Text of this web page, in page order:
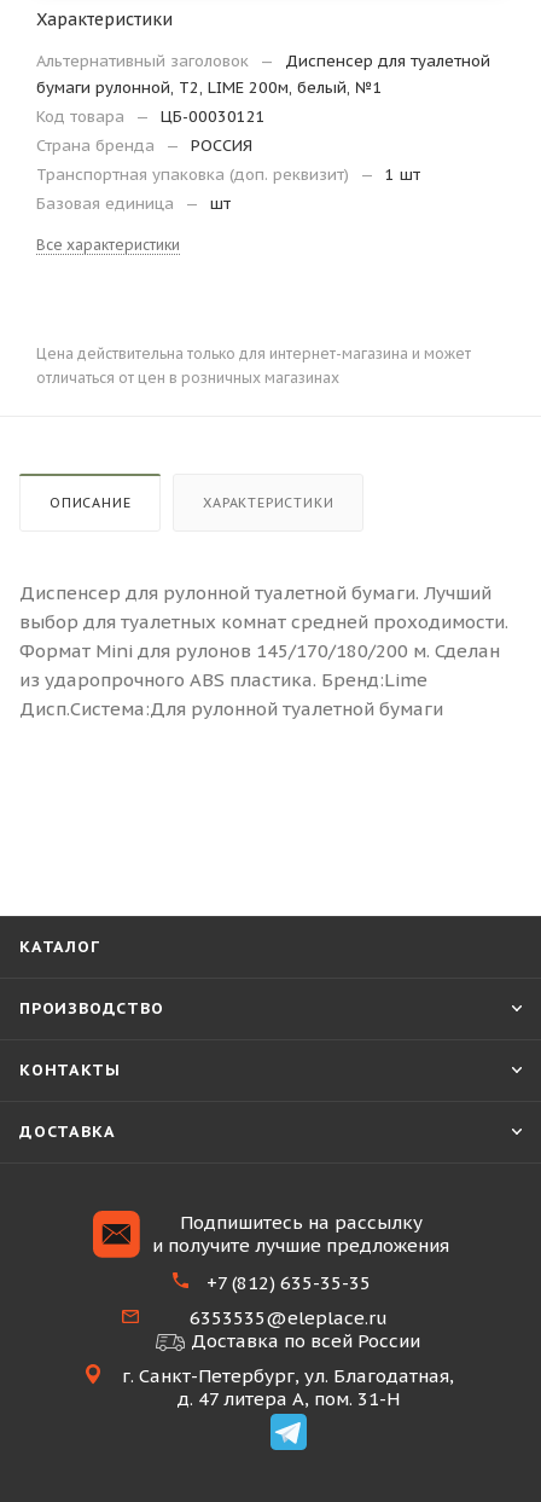
Характеристики
Альтернативный заголовок —
Диспенсер для туалетной
бумаги рулонной, Т2, LIME 200м, белый, №1
Код товара
—
ЦБ-00030121
Страна бренда
—
РОССИЯ
Транспортная упаковка (доп. реквизит)
—
1 шт
Базовая единица
— шт
Все характеристики
Цена действительна только для интернет-магазина и может
отличаться от цен в розничных магазинах
ОПИСАНИЕ ХАРАКТЕРИСТИКИ
Диспенсер для рулонной туалетной бумаги. Лучший
выбор для туалетных комнат средней проходимости.
Формат Mini для рулонов 145/170/180/200 м. Сделан
из ударопрочного ABS пластика. Бренд:Lime
Дисп.Система:Для рулонной туалетной бумаги
КАТАЛОГ
ПРОИЗВОДСТВО
КОНТАКТЫ
ДОСТАВКА
Подпишитесь на рассылку
и получите лучшие предложения
+7 (812) 635-35-35
6353535@eleplace.ru
Доставка по всей России
г. Санкт-Петербург, ул. Благодатная,
д. 47 литера А, пом. 31-Н